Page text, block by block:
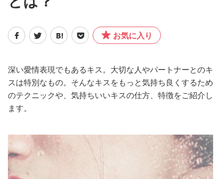
DRESS部活
ライフスタイル
ファッション
恋愛/結婚/離婚
ワークスタイル
お気に入り
深い愛情表現でもあるキス。大切な人やパートナーとのキ
スは特別なもの。そんなキスをもっと気持ち良くするため
のテクニックや、気持ちいいキスの仕方、特徴をご紹介し
ます。